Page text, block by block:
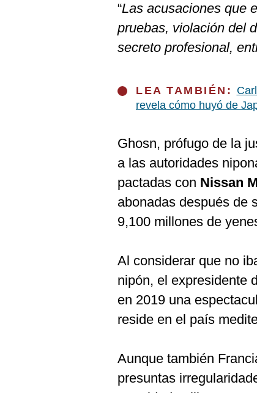
“Las acusaciones que
pruebas, violación del
secreto profesional,
LEA TAMBIÉN:
revela cómo huyó de
Ghosn, prófugo de la
a las autoridades
pactadas con Nissan
abonadas después de
9,100 millones de
Al considerar que no
nipón, el expresidente
en 2019 una
reside en el país
Aunque también
presuntas